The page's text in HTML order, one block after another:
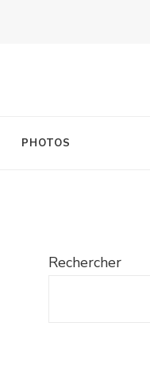
PHOTOS
Rechercher